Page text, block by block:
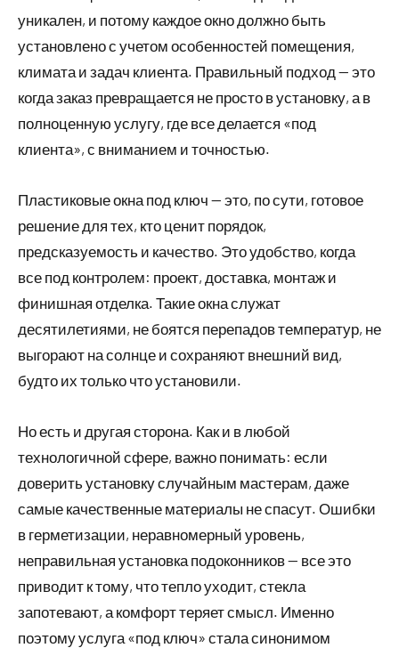
уникален, и потому каждое окно должно быть
установлено с учетом особенностей помещения,
климата и задач клиента. Правильный подход — это
когда заказ превращается не просто в установку, а в
полноценную услугу, где все делается «под
клиента», с вниманием и точностью.
Пластиковые окна под ключ — это, по сути, готовое
решение для тех, кто ценит порядок,
предсказуемость и качество. Это удобство, когда
все под контролем: проект, доставка, монтаж и
финишная отделка. Такие окна служат
десятилетиями, не боятся перепадов температур, не
выгорают на солнце и сохраняют внешний вид,
будто их только что установили.
Но есть и другая сторона. Как и в любой
технологичной сфере, важно понимать: если
доверить установку случайным мастерам, даже
самые качественные материалы не спасут. Ошибки
в герметизации, неравномерный уровень,
неправильная установка подоконников — все это
приводит к тому, что тепло уходит, стекла
запотевают, а комфорт теряет смысл. Именно
поэтому услуга «под ключ» стала синонимом